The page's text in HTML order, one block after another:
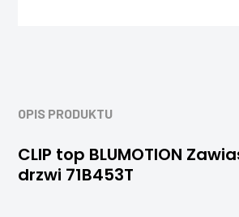
OPIS PRODUKTU
CLIP top BLUMOTION
drzwi 71B453T